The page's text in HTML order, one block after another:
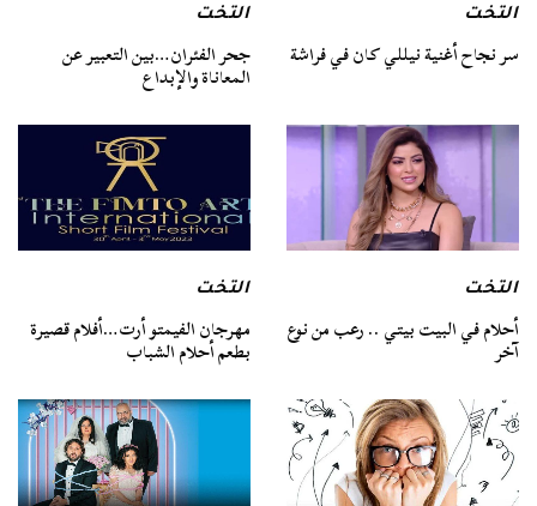
التخت
سر نجاح أغنية نيللي كان في فراشة
التخت
جحر الفئران…بين التعبير عن
المعاناة والإبداع
التخت
أحلام في البيت بيتي .. رعب من نوع
آخر
التخت
مهرجان الفيمتو أرت…أفلام قصيرة
بطعم أحلام الشباب